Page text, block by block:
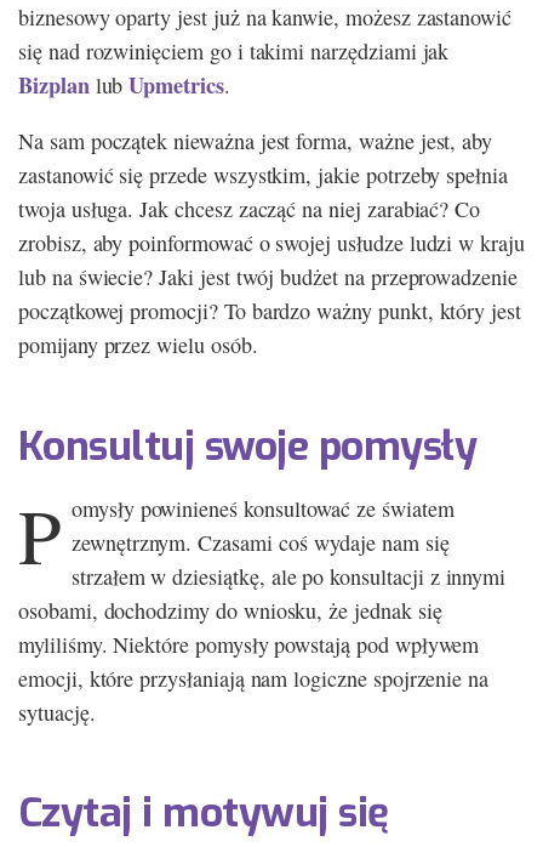
biznesowy oparty jest już na kanwie, możesz zastanowić
się nad rozwinięciem go i takimi narzędziami jak
BizplanlubUpmetrics.
Na sam początek nieważna jest forma, ważne jest, aby
zastanowić się przede wszystkim, jakie potrzeby spełnia
twoja usługa. Jak chcesz zacząć na niej zarabiać? Co
zrobisz, aby poinformować o swojej usłudze ludzi w kraju
lub na świecie? Jaki jest twój budżet na przeprowadzenie
początkowej promocji? To bardzo ważny punkt, który jest
pomijany przez wielu osób.
Konsultuj swoje pomysły
P omysły powinieneś konsultować ze światem
zewnętrznym. Czasami coś wydaje nam się
strzałem w dziesiątkę, ale po konsultacji z innymi
osobami, dochodzimy do wniosku, że jednak się
myliliśmy. Niektóre pomysły powstają pod wpływem
emocji, które przysłaniają nam logiczne spojrzenie na
sytuację.
Czytaj i motywuj się